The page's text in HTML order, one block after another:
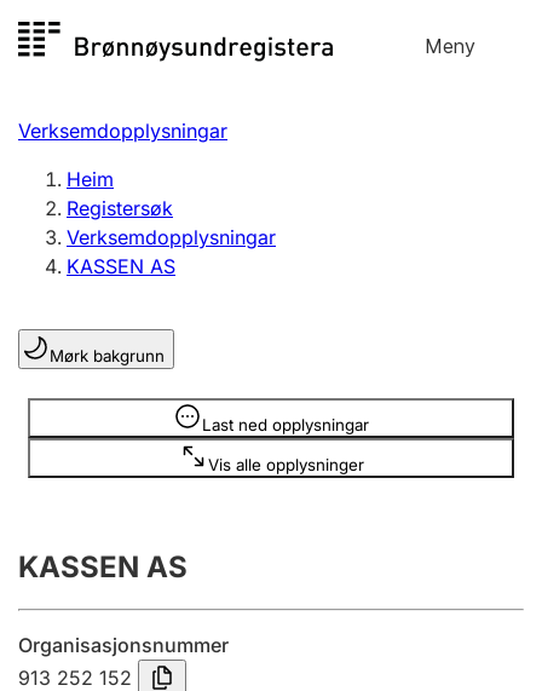
til
Meny
Registersøk
Aksjeselskap
Enkeltpersonføretak
Registrere, endre, slette
Lag og foreining
Registrere, endre, slette
Årsrekneskap
Innsending og forseinkingsgebyr
Verksemdopplysningar
Heim
Registersøk
Verksemdopplysningar
KASSEN AS
Mørk bakgrunn
Last ned opplysningar
Vis alle opplysninger
Opplysninger er skjult
KASSEN AS
Organisasjonsnummer
913 252 152